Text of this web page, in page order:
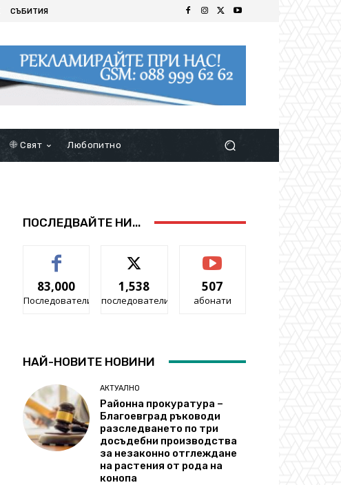
СЪБИТИЯ
Свят Любопитно
ПОСЛЕДВАЙТЕ НИ...
83,000
Последователи
1,538
последователи
507
абонати
НАЙ-НОВИТЕ НОВИНИ
АКТУАЛНО
Районна прокуратура –
Благоевград ръководи
разследването по три
досъдебни производства
за незаконно отглеждане
на растения от рода на
конопа